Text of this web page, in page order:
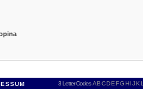
3 Letter-Codes ABCDEFGH IJKL